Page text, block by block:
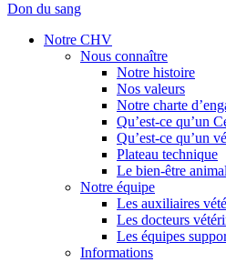
Don du sang
Notre CHV
Nous connaître
Notre histoire
Nos valeurs
Notre charte
Qu’est-ce qu’un
Qu’est-ce qu’un
Plateau technique
Le bien-être
Notre équipe
Les auxiliaires
Les docteurs
Les équipes
Informations